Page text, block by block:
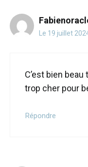
Le 19 juillet
C’est bien
trop cher pour
Répondre